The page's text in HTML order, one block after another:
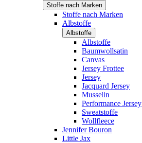
Stoffe nach Marken
Stoffe nach Marken
Albstoffe
Albstoffe
Albstoffe
Baumwollsatin
Canvas
Jersey Frottee
Jersey
Jacquard Jersey
Musselin
Performance Jersey
Sweatstoffe
Wollfleece
Jennifer Bouron
Little Jax